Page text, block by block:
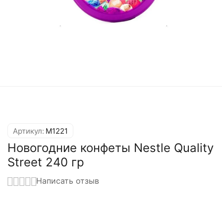
Артикул: M1221
Новогодние конфеты Nestle Quality
Street 240 гр
Написать отзыв